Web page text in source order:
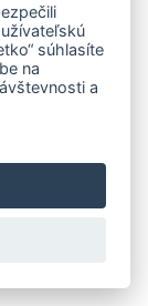
súhlasíte
na
a